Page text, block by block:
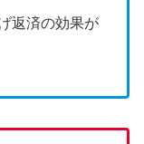
返済の効果が